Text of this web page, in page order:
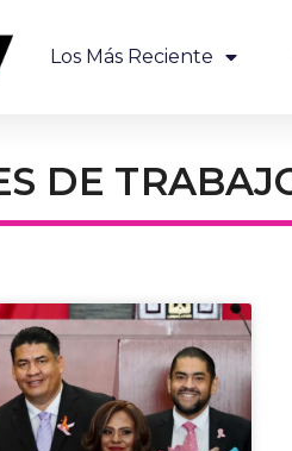
Los Más Reciente
DE